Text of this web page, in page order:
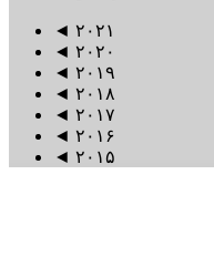
◄ ۲۰۲۱
◄ ۲۰۲۰
◄ ۲۰۱۹
◄ ۲۰۱۸
◄ ۲۰۱۷
◄ ۲۰۱۶
◄ ۲۰۱۵